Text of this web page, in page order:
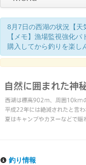
Home
釣り情報
マナーとお願い
クニマス展示館
漁協からのお知ら
お問い合わせ
8月7日の西湖の状況【
【メモ】漁場監視強化
購入してから釣りを楽し
釣り情報